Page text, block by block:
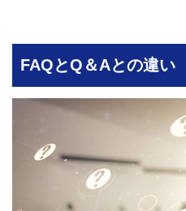
FAQとQ＆Aとの違い